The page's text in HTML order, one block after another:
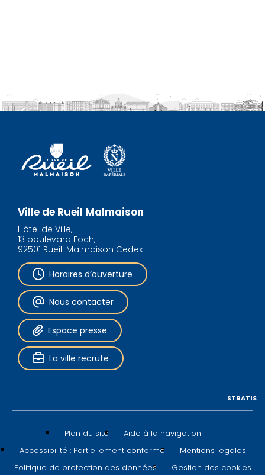
Ville de Rueil Malmaison
Hôtel de Ville,
13 boulevard Foch,
92501 Rueil-Malmaison Cedex
Horaires d’ouverture
Nous contacter
Espace presse
La ville recrute
Plan du site
Aide à la navigation
Accessibilité : Partiellement conforme
Mentions légales
Politique de protection des données
Gestion des cookies
STRATIS